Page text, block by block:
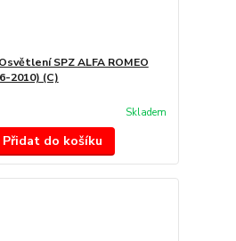
SPZ ALFA ROMEO
2010) (C)
Skladem
Přidat do košíku